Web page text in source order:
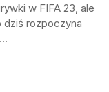
w FIFA 23, ale
dziś rozpoczyna